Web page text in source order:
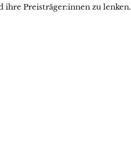
ihre Preisträger:innen zu lenken.